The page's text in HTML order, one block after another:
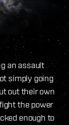
an assault
simply going
out their own
the power
enough to